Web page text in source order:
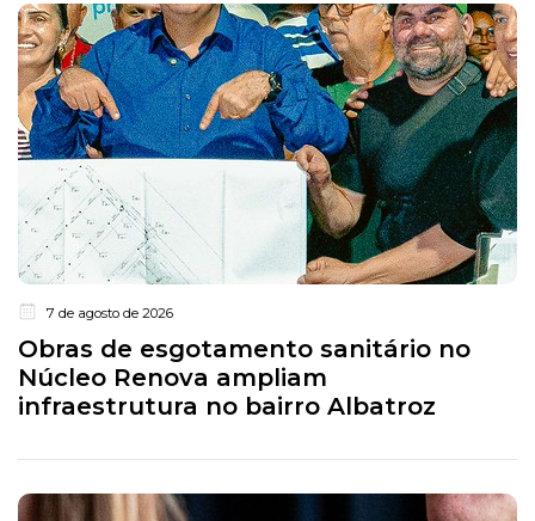
7 de agosto de 2026
Obras de esgotamento sanitário no
Núcleo Renova ampliam
infraestrutura no bairro Albatroz